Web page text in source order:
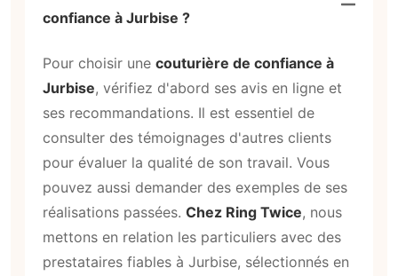
confiance à Jurbise ?
Pour choisir une couturière de confiance à
Jurbise, vérifiez d'abord ses avis en ligne et
ses recommandations. Il est essentiel de
consulter des témoignages d'autres clients
pour évaluer la qualité de son travail. Vous
pouvez aussi demander des exemples de ses
réalisations passées. Chez Ring Twice, nous
mettons en relation les particuliers avec des
prestataires fiables à Jurbise, sélectionnés en